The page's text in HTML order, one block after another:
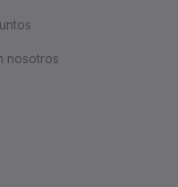
nosotros